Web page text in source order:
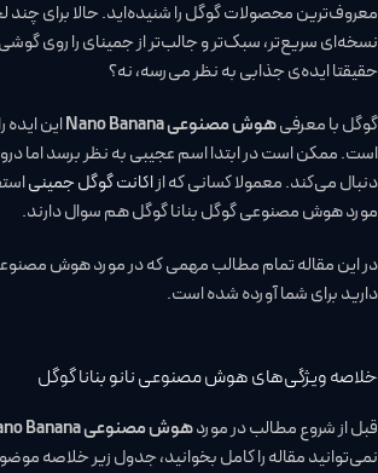
معروف‌ترین محصولات گوگل را شنیده‌اید. حالا برای
نسخه‌ای سریع‌تر، سبک‌تر و جالب‌تر از جمینای را روی
حقیقتا ایده‌ی جذابی به نظر می‌رسه، نه؟
گوگل با معرفیهوش مصنوعی Nano Banana
این ایده
است. ممکن است در ابتدا اسم عجیبی به نظر برسد اما
دنبال می‌کند. معمولا کسانی که ازاکانت گوگل جمینی
مورد هوش مصنوعی گوگل بنانا گوگل هم سوال دارند.
دارید برای شما آورده شده است.
خلاصه ویژگی‌های هوش مصنوعی نانو بنانا گوگل
قبل از شروع مطالب در موردهوش مصنوعی Nano Banana
نمی‌توانید مقاله را کامل بخوانید، جدول زیر خلاصه